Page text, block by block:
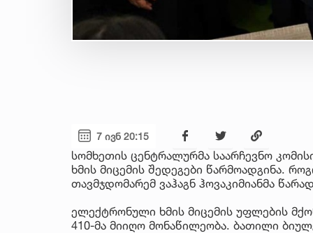
7 ივნ 20:15
სომხეთის ცენტრალურმა საარჩევნო
ხმის მიცემის შედეგები წარმოადგინა.
თავმჯდომარემ ვაჰაგნ ჰოვაკიმიანმა
ელექტრონული ხმის მიცემის უფლების
410-მა მიიღო მონაწილეობა. ბათილი